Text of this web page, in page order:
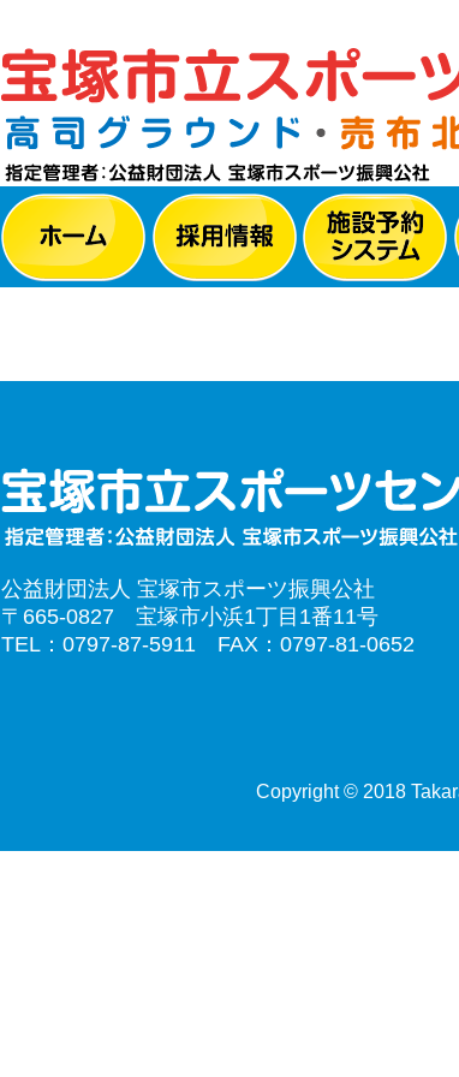
公益財団法人 宝塚市スポーツ振興公社
〒665-0827 宝塚市小浜1丁目1番11号
TEL：0797-87-5911 FAX：0797-81-0652
Copyright © 2018